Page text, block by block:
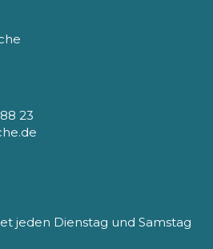
23
jeden Dienstag und Samstag